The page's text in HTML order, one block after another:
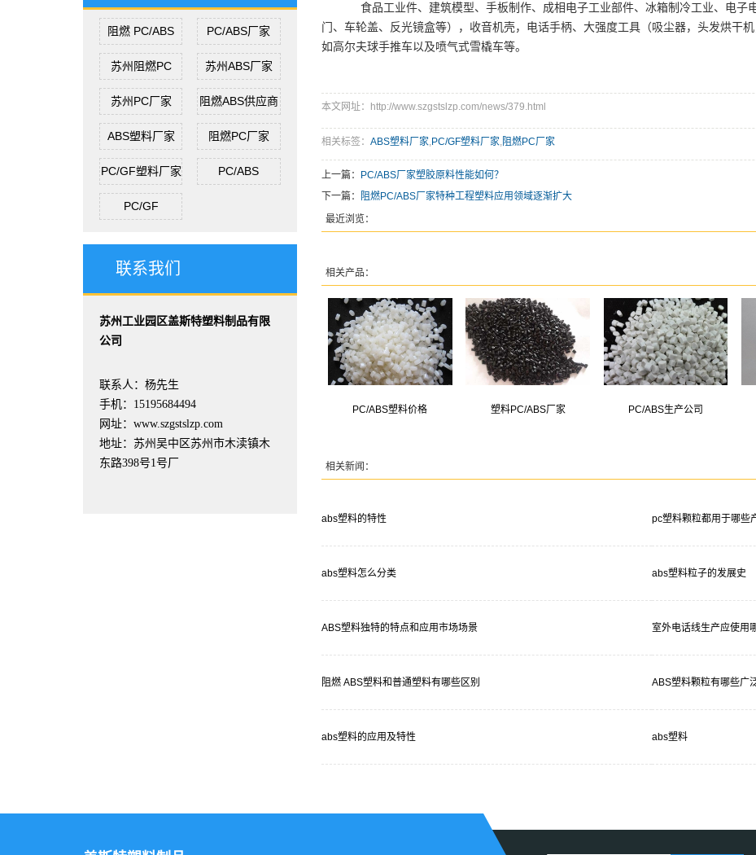
阻燃 PC/ABS PC/ABS厂家
苏州阻燃PC 苏州ABS厂家
苏州PC厂家 阻燃ABS供应商
ABS塑料厂家 阻燃PC厂家
PC/GF塑料厂家 PC/ABS
PC/GF
联系我们
苏州工业园区盖斯特塑料制品有限
公司
联系人：杨先生
手机：15195684494
网址：www.szgstslzp.com
地址：苏州吴中区苏州市木渎镇木
东路398号1号厂
食品工业件、建筑模型、手板制作、成相电子工业部件、冰箱制冷工业、电子
门、车轮盖、反光镜盒等），收音机壳，电话手柄、大强度工具（吸尘器，头发烘干
如高尔夫球手推车以及喷气式雪橇车等。
本文网址：http://www.szgstslzp.com/news/379.html
相关标签： ABS塑料厂家,PC/GF塑料厂家,阻燃PC厂家
上一篇：
PC/ABS厂家塑胶原料性能如何？
下一篇：
阻燃PC/ABS厂家特种工程塑料应用领域逐渐扩大
最近浏览：
相关产品：
PC/ABS塑料价格 塑料PC/ABS厂家 PC/ABS生产公司
相关新闻：
abs塑料的特性 pc塑料颗粒都用于哪些
abs塑料怎么分类 abs塑料粒子的发展史
ABS塑料独特的特点和应用市场场景 室外电话线生产应使用
阻燃 ABS塑料和普通塑料有哪些区别 ABS塑料颗粒有哪些广
abs塑料的应用及特性 abs塑料